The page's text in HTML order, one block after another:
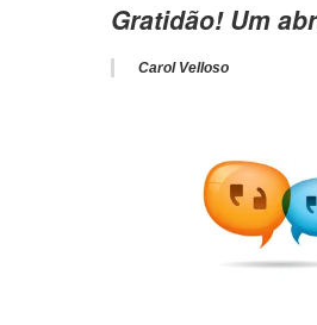
Gratidão! Um
Carol Velloso